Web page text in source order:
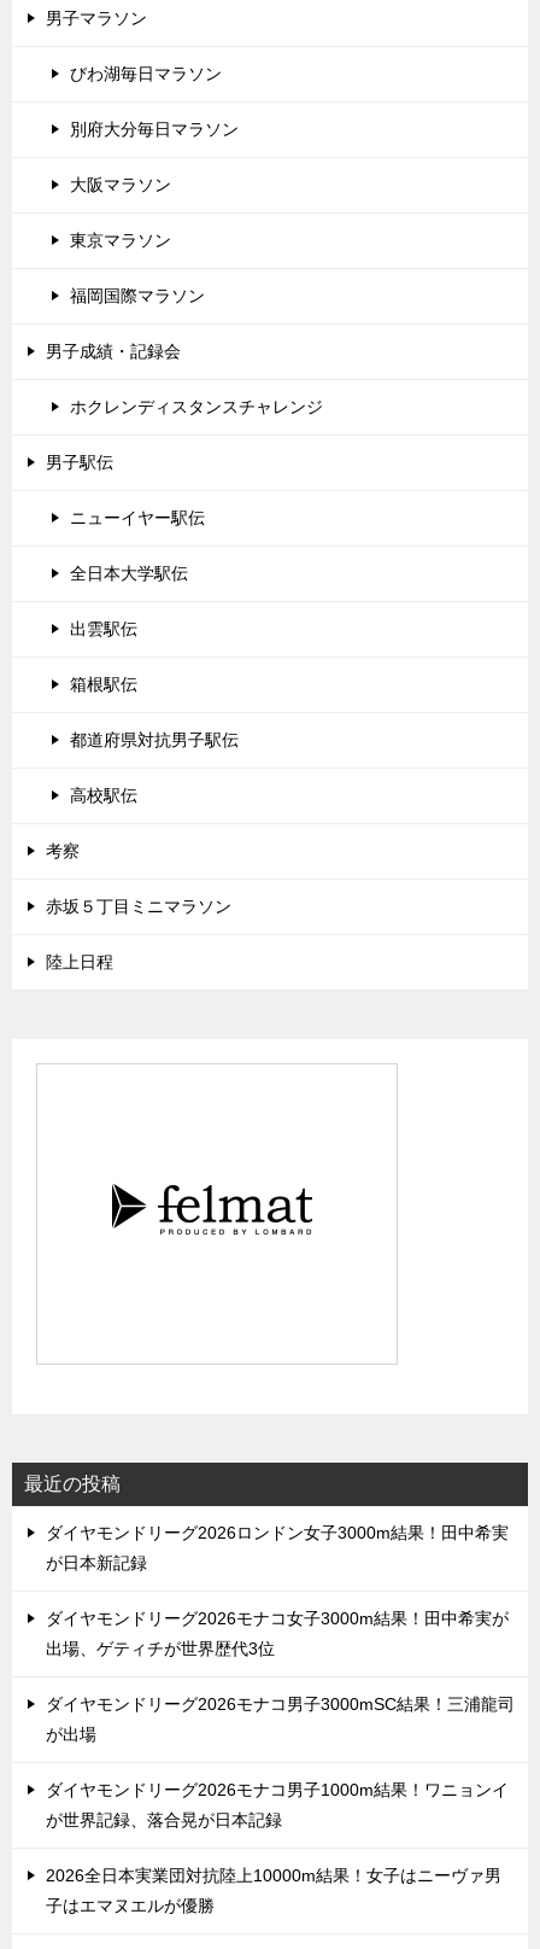
男子マラソン
びわ湖毎日マラソン
別府大分毎日マラソン
大阪マラソン
東京マラソン
福岡国際マラソン
男子成績・記録会
ホクレンディスタンスチャレンジ
男子駅伝
ニューイヤー駅伝
全日本大学駅伝
出雲駅伝
箱根駅伝
都道府県対抗男子駅伝
高校駅伝
考察
赤坂５丁目ミニマラソン
陸上日程
最近の投稿
ダイヤモンドリーグ2026ロンドン女子3000m結果！田中希実
が日本新記録
ダイヤモンドリーグ2026モナコ女子3000m結果！田中希実が
出場、ゲティチが世界歴代3位
ダイヤモンドリーグ2026モナコ男子3000mSC結果！三浦龍司
が出場
ダイヤモンドリーグ2026モナコ男子1000m結果！ワニョンイ
が世界記録、落合晃が日本記録
2026全日本実業団対抗陸上10000m結果！女子はニーヴァ男
子はエマヌエルが優勝